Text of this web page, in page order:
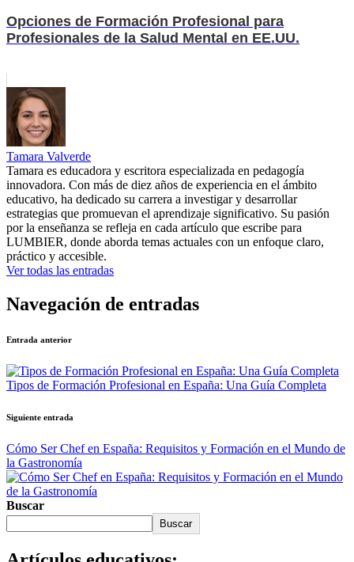
Opciones de Formación Profesional para
Profesionales de la Salud Mental en EE.UU.
Tamara Valverde
Tamara es educadora y escritora especializada en pedagogía
innovadora. Con más de diez años de experiencia en el ámbito
educativo, ha dedicado su carrera a investigar y desarrollar
estrategias que promuevan el aprendizaje significativo. Su pasión
por la enseñanza se refleja en cada artículo que escribe para
LUMBIER, donde aborda temas actuales con un enfoque claro,
práctico y accesible.
Ver todas las entradas
Navegación de entradas
Entrada anterior
Tipos de Formación Profesional en España: Una Guía Completa
Siguiente entrada
Cómo Ser Chef en España: Requisitos y Formación en el Mundo de
la Gastronomía
Buscar
Buscar